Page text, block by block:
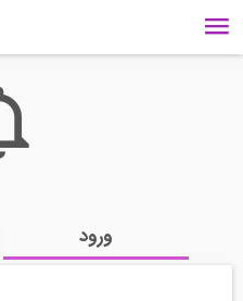
ورود